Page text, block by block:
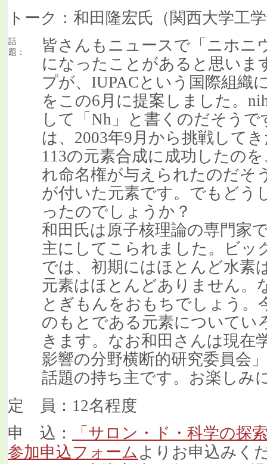
トーク：和田隆宏氏（関西大学工
話
題：
皆さんもニュースで「ニホニ
になったことがあると思いま
プが、IUPACという国際組織
をこの6月に提案しました。
して「Nh」と書くのだそう
は、2003年9月から挑戦して
113の元素合成に成功したの
れ命名権が与えられたのだそ
が付いた元素です。でもどう
ったのでしょうか？
和田氏は原子核理論の専門家
主にしてこられました。ビッ
では、初期にはほとんど水素
元素はほとんどありません。
とぎもんをおもちでしょう。
のもとである元素についてい
きます。なお和田さんは現在
影響の分野横断的研究委員会
話題の持ち主です。お楽しみ
定 員：12名程度
申 込：
「サロン・ド・科学の探
参加申込フォーム よりお申込みく